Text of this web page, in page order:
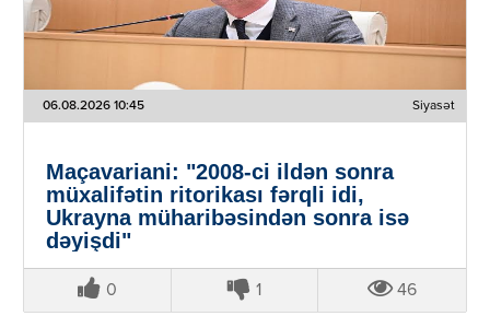
06.08.2026 10:45 Siyasət
Maçavariani: "2008-ci ildən sonra
müxalifətin ritorikası fərqli idi,
Ukrayna müharibəsindən sonra isə
dəyişdi"
0 1 46